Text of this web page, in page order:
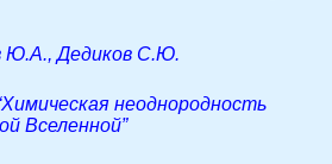
Ю.А., Дедиков С.Ю.
неоднородность
Вселенной”